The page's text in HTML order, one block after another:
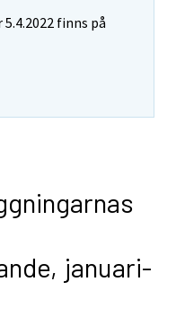
finns på
januari-